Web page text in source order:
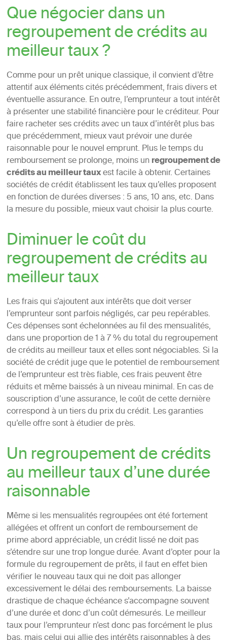
Que négocier dans un
regroupement de crédits au
meilleur taux ?
Comme pour un prêt unique classique, il convient d’être
attentif aux éléments cités précédemment, frais divers et
éventuelle assurance. En outre, l’emprunteur a tout intérêt
à présenter une stabilité financière pour le créditeur. Pour
faire racheter ses crédits avec un taux d’intérêt plus bas
que précédemment, mieux vaut prévoir une durée
raisonnable pour le nouvel emprunt. Plus le temps du
remboursement se prolonge, moins unregroupement de
crédits au meilleur tauxest facile à obtenir. Certaines
sociétés de crédit établissent les taux qu’elles proposent
en fonction de durées diverses : 5 ans, 10 ans, etc. Dans
la mesure du possible, mieux vaut choisir la plus courte.
Diminuer le coût du
regroupement de crédits au
meilleur taux
Les frais qui s’ajoutent aux intérêts que doit verser
l’emprunteur sont parfois négligés, car peu repérables.
Ces dépenses sont échelonnées au fil des mensualités,
dans une proportion de 1 à 7 % du total du regroupement
de crédits au meilleur taux et elles sont négociables. Si la
société de crédit juge que le potentiel de remboursement
de l’emprunteur est très fiable, ces frais peuvent être
réduits et même baissés à un niveau minimal. En cas de
souscription d’une assurance, le coût de cette dernière
correspond à un tiers du prix du crédit. Les garanties
qu’elle offre sont à étudier de près.
Un regroupement de crédits
au meilleur taux d’une durée
raisonnable
Même si les mensualités regroupées ont été fortement
allégées et offrent un confort de remboursement de
prime abord appréciable, un crédit lissé ne doit pas
s’étendre sur une trop longue durée. Avant d’opter pour la
formule du regroupement de prêts, il faut en effet bien
vérifier le nouveau taux qui ne doit pas allonger
excessivement le délai des remboursements. La baisse
drastique de chaque échéance s’accompagne souvent
d’une durée et donc d’un coût démesurés. Le meilleur
taux pour l’emprunteur n’est donc pas forcément le plus